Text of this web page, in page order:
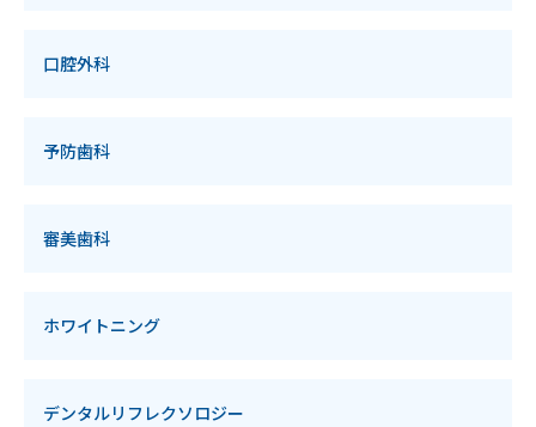
口腔外科
予防歯科
審美歯科
ホワイトニング
デンタルリフレクソロジー